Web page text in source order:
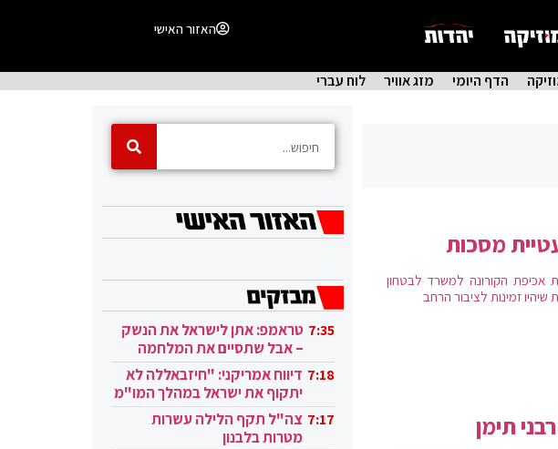
האזור האישי
הדף היומי מזג אוויר לוח עברי
מסכות
אכיפת הקורונה למשרד לבטחון
זמינות לציבור הרחב
תימן
7:35 טראמפ: אתן לישראל את הנשק
– אבל שתסיים את המלחמה
בעזה 7:18 דיווח אמריקני: "חיזבאללה לא
יתקוף את ישראל במהלך המו"מ
בקטאר" 7:17 צה"ל תקף הלילה עשרות
מטרות בלבנון